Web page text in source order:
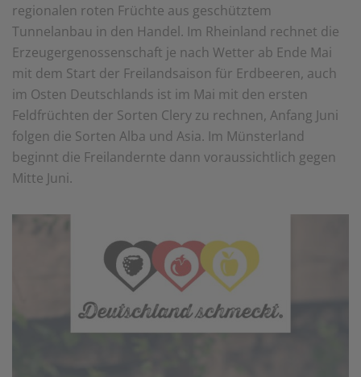
regionalen roten Früchte aus geschütztem
Tunnelanbau in den Handel. Im Rheinland rechnet die
Erzeugergenossenschaft je nach Wetter ab Ende Mai
mit dem Start der Freilandsaison für Erdbeeren, auch
im Osten Deutschlands ist im Mai mit den ersten
Feldfrüchten der Sorten Clery zu rechnen, Anfang Juni
folgen die Sorten Alba und Asia. Im Münsterland
beginnt die Freilandernte dann voraussichtlich gegen
Mitte Juni.